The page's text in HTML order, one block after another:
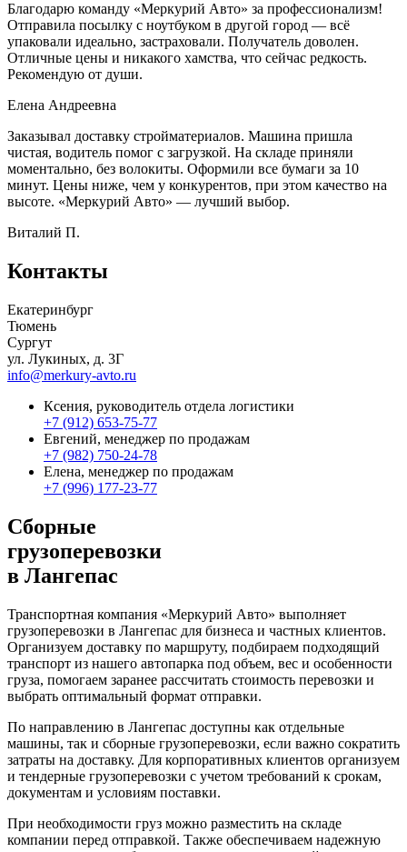
Благодарю команду «Меркурий Авто» за профессионализм!
Отправила посылку с ноутбуком в другой город — всё
упаковали идеально, застраховали. Получатель доволен.
Отличные цены и никакого хамства, что сейчас редкость.
Рекомендую от души.
Елена Андреевна
Заказывал доставку стройматериалов. Машина пришла
чистая, водитель помог с загрузкой. На складе приняли
моментально, без волокиты. Оформили все бумаги за 10
минут. Цены ниже, чем у конкурентов, при этом качество на
высоте. «Меркурий Авто» — лучший выбор.
Виталий П.
Контакты
Екатеринбург
Тюмень
Сургут
ул. Лукиных, д. 3Г
info@merkury-avto.ru
Ксения, руководитель отдела логистики
+7 (912) 653-75-77
Евгений, менеджер по продажам
+7 (982) 750-24-78
Елена, менеджер по продажам
+7 (996) 177-23-77
Сборные
грузоперевозки
в Лангепас
Транспортная компания «Меркурий Авто» выполняет
грузоперевозки в Лангепас для бизнеса и частных клиентов.
Организуем доставку по маршруту, подбираем подходящий
транспорт из нашего автопарка под объем, вес и особенности
груза, помогаем заранее рассчитать стоимость перевозки и
выбрать оптимальный формат отправки.
По направлению в Лангепас доступны как отдельные
машины, так и сборные грузоперевозки, если важно сократить
затраты на доставку. Для корпоративных клиентов организуем
и тендерные грузоперевозки с учетом требований к срокам,
документам и условиям поставки.
При необходимости груз можно разместить на складе
компании перед отправкой. Также обеспечиваем надежную